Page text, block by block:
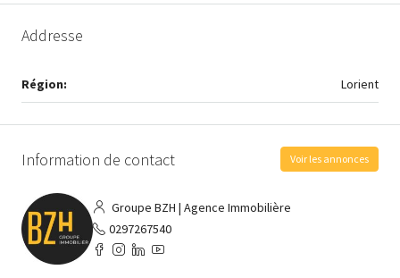
Addresse
Région: Lorient
Information de contact Voir les annonces
Groupe BZH | Agence Immobilière
0297267540